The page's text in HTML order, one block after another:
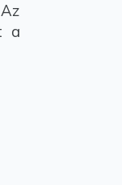
a